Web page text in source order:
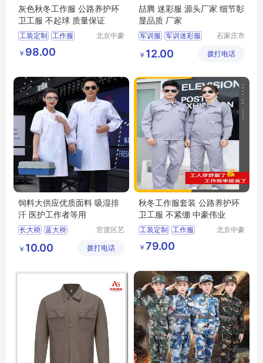
灰色秋冬工作服 公路养护环
卫工服 不起球 质量保证
工装定制 工作服
北京中豪
￥ 98.00
喆腾 迷彩服 源头厂家 细节彰
显品质 厂家
军训服 军训迷彩服
石家庄市
有限公司
￥ 12.00 拨打电话
饲料大供应优质面料 吸湿排
汗 医护工作者等用
长大褂 蓝大褂
护士服
官渡区艺
营部
￥ 10.00 拨打电话
秋冬工作服套装 公路养护环
卫工服 不紧绷 中豪伟业
工装定制 工作服
北京中豪
￥ 79.00